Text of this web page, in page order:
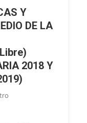
Y
DE LA
2018 Y